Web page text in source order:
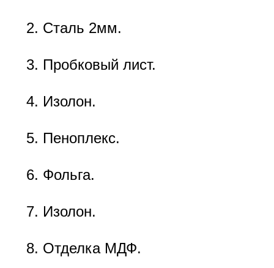
Сталь 2мм.
Пробковый лист.
Изолон.
Пеноплекс.
Фольга.
Изолон.
Отделка МДФ.